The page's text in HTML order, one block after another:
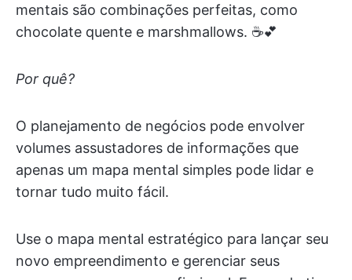
mentais são combinações perfeitas, como
chocolate quente e marshmallows. ☕️💕
Por quê?
O planejamento de negócios pode envolver
volumes assustadores de informações que
apenas um mapa mental simples pode lidar e
tornar tudo muito fácil.
Use o mapa mental estratégico para lançar seu
novo empreendimento e gerenciar seus